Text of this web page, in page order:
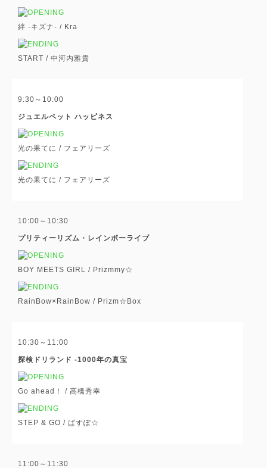
絆 -キズナ- / Kra
START / 中河内雅貴
9:30～10:00
ジュエルペット ハッピネス
光の果てに / フェアリーズ
光の果てに / フェアリーズ
10:00～10:30
プリティーリズム・レインボーライブ
BOY MEETS GIRL / Prizmmy☆
RainBow×RainBow / Prizm☆Box
10:30～11:00
探検ドリランド -1000年の真宝
Go ahead！ / 高橋秀幸
STEP & GO / ぱすぽ☆
11:00～11:30